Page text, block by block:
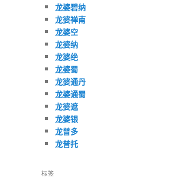
龙婆碧纳
龙婆禅南
龙婆空
龙婆纳
龙婆绝
龙婆蜀
龙婆通丹
龙婆通蜀
龙婆遮
龙婆银
龙普多
龙普托
标签